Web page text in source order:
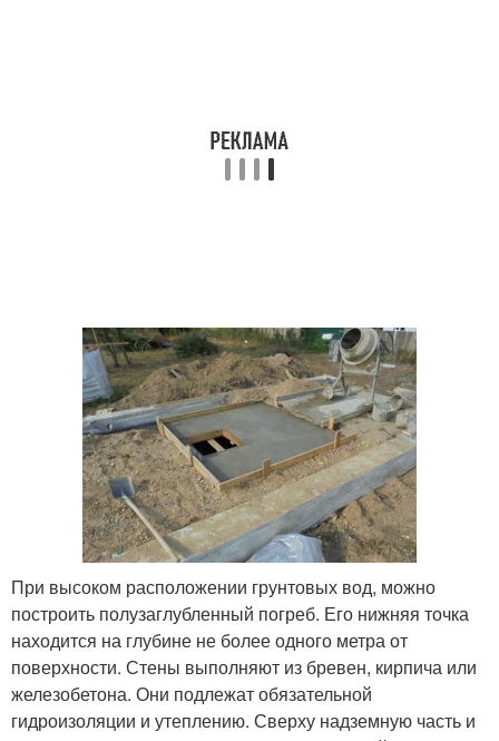
При высоком расположении грунтовых вод, можно
построить полузаглубленный погреб. Его нижняя точка
находится на глубине не более одного метра от
поверхности. Стены выполняют из бревен, кирпича или
железобетона. Они подлежат обязательной
гидроизоляции и утеплению. Сверху надземную часть и